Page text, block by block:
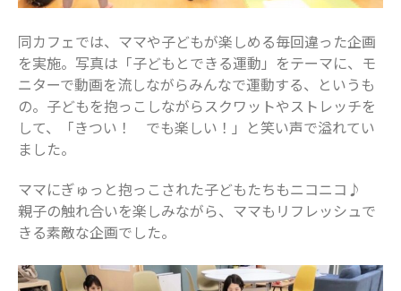
同カフェでは、ママや子どもが楽しめる毎回違った企画
を実施。写真は「子どもとできる運動」をテーマに、モ
ニターで動画を流しながらみんなで運動する、というも
の。子どもを抱っこしながらスクワットやストレッチを
して、「きつい！ でも楽しい！」と笑い声で溢れてい
ました。
ママにぎゅっと抱っこされた子どもたちもニコニコ♪
親子の触れ合いを楽しみながら、ママもリフレッシュで
きる素敵な企画でした。